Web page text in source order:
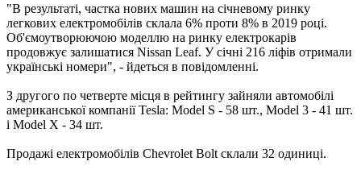
"В результаті, частка нових машин на січневому ринку
легкових електромобілів склала 6% проти 8% в 2019 році.
Об'ємоутворюючою моделлю на ринку електрокарів
продовжує залишатися Nissan Leaf. У січні 216 ліфів отримали
українські номери", - йдеться в повідомленні.
З другого по четверте місця в рейтингу зайняли автомобілі
американської компанії Tesla: Model S - 58 шт., Model 3 - 41 шт.
і Model X - 34 шт.
Продажі електромобілів Chevrolet Bolt склали 32 одиниці.